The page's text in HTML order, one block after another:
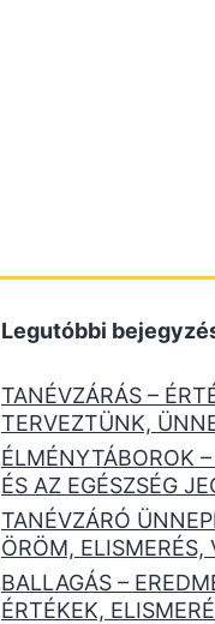
Legutóbbi
TANÉVZÁRÁS –
TERVEZTÜNK,
ÉLMÉNYTÁBOROK
ÉS AZ EGÉSZSÉG
TANÉVZÁRÓ
ÖRÖM, ELISMERÉS,
BALLAGÁS –
ÉRTÉKEK,